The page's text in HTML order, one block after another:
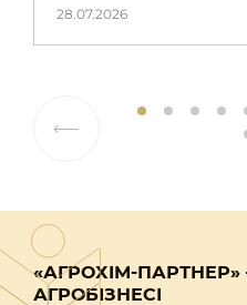
28.07.2026
«АГРОХІМ-
АГРОБІЗНЕСІ